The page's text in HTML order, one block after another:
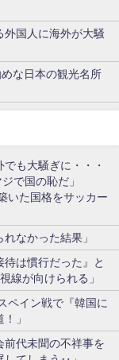
外国人に海外が大騒
な日本の観光名所
も大騒ぎに・・・
で国の恥だ」
いた国格をサッカー
なかった結果」
は慣行だった』と
線が向けられる」
ペイン戦で『韓国に
」
前代未聞の不祥事を